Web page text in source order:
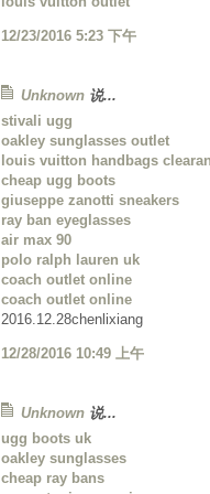
12/23/2016 5:23 下午
Unknown 说...
stivali ugg
oakley sunglasses outlet
louis vuitton handbags
cheap ugg boots
giuseppe zanotti sneakers
ray ban eyeglasses
air max 90
polo ralph lauren uk
coach outlet online
coach outlet online
2016.12.28chenlixiang
12/28/2016 10:49 上午
Unknown 说...
ugg boots uk
oakley sunglasses
cheap ray bans